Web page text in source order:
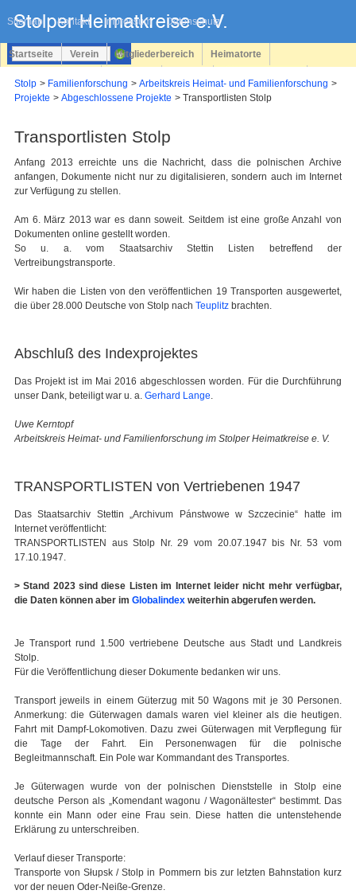
Sitemap Kontakt Impressum Datenschutz
überspringen
Startseite Verein Mitgliederbereich Heimatorte
Login
Stolp Familienforschung
Arbeitskreis Heimat- und Familienforschung
Projekte
Abgeschlossene Projekte Transportlisten Stolp
Transportlisten Stolp
Anfang 2013 erreichte uns die Nachricht, dass die polnischen Archive
anfangen, Dokumente nicht nur zu digitalisieren, sondern auch im Internet
zur Verfügung zu stellen.
Am 6. März 2013 war es dann soweit. Seitdem ist eine große Anzahl von
Dokumenten online gestellt worden.
So u. a. vom Staatsarchiv Stettin Listen betreffend der
Vertreibungstransporte.
Wir haben die Listen von den veröffentlichen 19 Transporten ausgewertet,
die über 28.000 Deutsche von Stolp nach Teuplitz brachten.
Abschluß des Indexprojektes
Das Projekt ist im Mai 2016 abgeschlossen worden. Für die Durchführung
unser Dank, beteiligt war u. a. Gerhard Lange.
Uwe Kerntopf
Arbeitskreis Heimat- und Familienforschung im Stolper Heimatkreise e. V.
TRANSPORTLISTEN von Vertriebenen 1947
Das Staatsarchiv Stettin „Archivum Pánstwowe w Szczecinie“ hatte im
Internet veröffentlicht:
TRANSPORTLISTEN aus Stolp Nr. 29 vom 20.07.1947 bis Nr. 53 vom
17.10.1947.
> Stand 2023 sind diese Listen im Internet leider nicht mehr verfügbar,
die Daten können aber im Globalindex weiterhin abgerufen werden.
Je Transport rund 1.500 vertriebene Deutsche aus Stadt und Landkreis
Stolp.
Für die Veröffentlichung dieser Dokumente bedanken wir uns.
Transport jeweils in einem Güterzug mit 50 Wagons mit je 30 Personen.
Anmerkung: die Güterwagen damals waren viel kleiner als die heutigen.
Fahrt mit Dampf-Lokomotiven. Dazu zwei Güterwagen mit Verpflegung für
die Tage der Fahrt. Ein Personenwagen für die polnische
Begleitmannschaft. Ein Pole war Kommandant des Transportes.
Je Güterwagen wurde von der polnischen Dienststelle in Stolp eine
deutsche Person als „Komendant wagonu / Wagonältester“ bestimmt. Das
konnte ein Mann oder eine Frau sein. Diese hatten die untenstehende
Erklärung zu unterschreiben.
Verlauf dieser Transporte:
Transporte von Słupsk / Stolp in Pommern bis zur letzten Bahnstation kurz
vor der neuen Oder-Neiße-Grenze.